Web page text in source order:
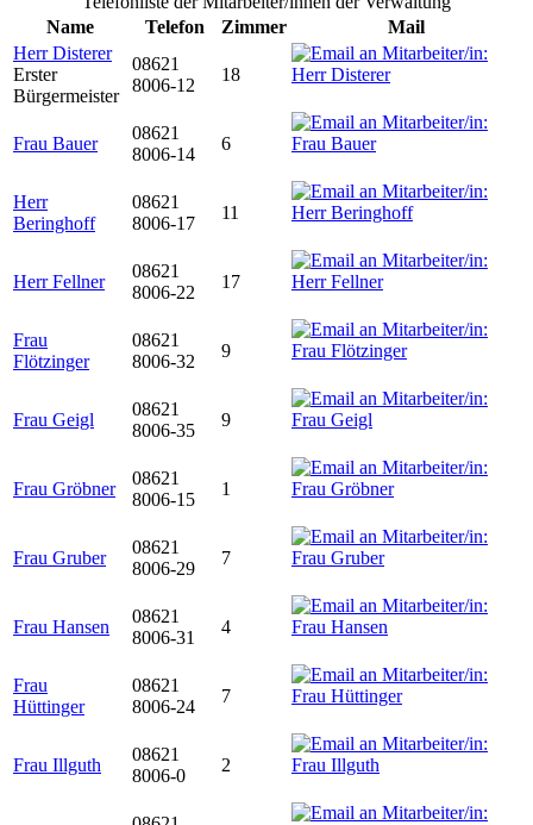
Name
Telefon Zimmer
Mail
Herr Disterer
Erster
Bürgermeister
08621
8006-12
18
Frau Bauer
08621
8006-14
6
Herr
Beringhoff
08621
8006-17
11
Herr Fellner
08621
8006-22
17
Frau
Flötzinger
08621
8006-32
9
Frau Geigl
08621
8006-35
9
Frau Gröbner
08621
8006-15
1
Frau Gruber
08621
8006-29
7
Frau Hansen
08621
8006-31
4
Frau
Hüttinger
08621
8006-24
7
Frau Illguth
08621
8006-0
2